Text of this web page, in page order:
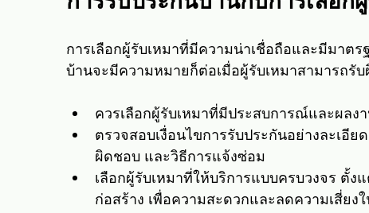
การเลือกผู้รับเหมาที่มีความน่าเชื่อถือและมีมาต
บ้านจะมีความหมายก็ต่อเมื่อผู้รับเหมาสามารถรั
ควรเลือกผู้รับเหมาที่มีประสบการณ์และผลง
ตรวจสอบเงื่อนไขการรับประกันอย่างละเอี
ผิดชอบ และวิธีการแจ้งซ่อม
เลือกผู้รับเหมาที่ให้บริการแบบครบวงจร ตั้
ก่อสร้าง เพื่อความสะดวกและลดความเสี่ยง